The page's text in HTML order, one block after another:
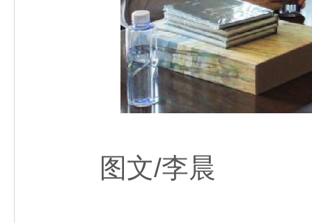
图文/李晨